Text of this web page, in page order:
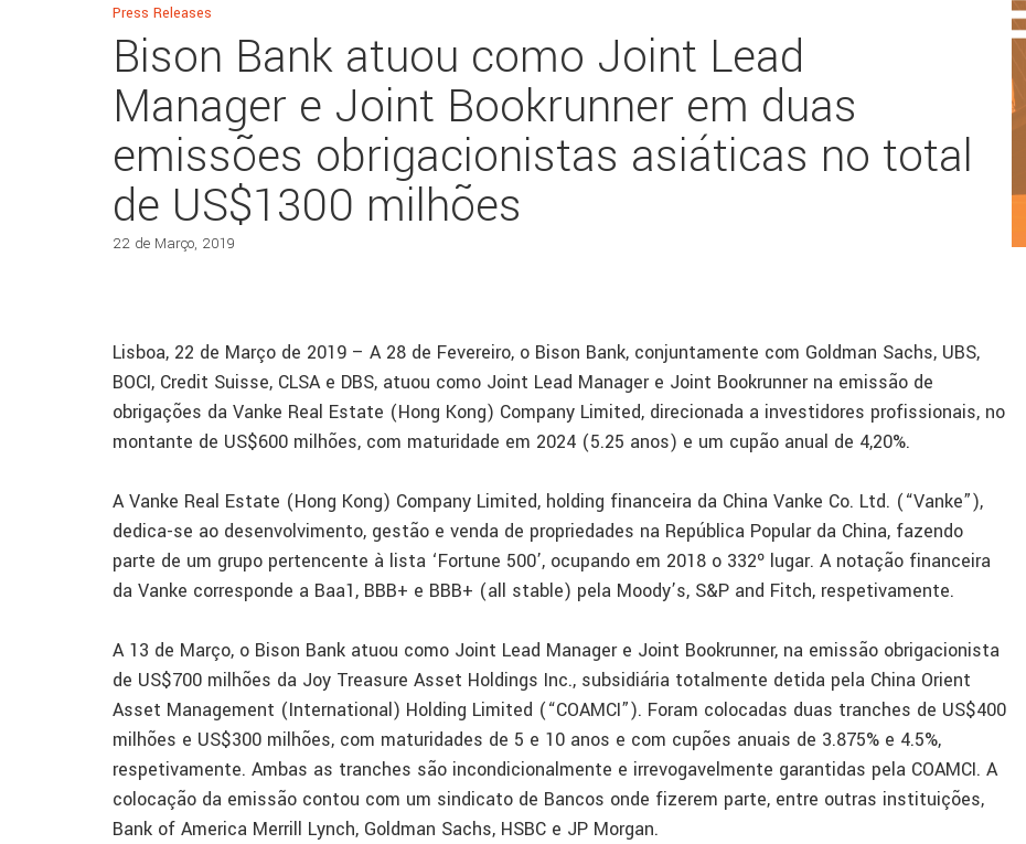
Press Releases
Bison Bank atuou como Joint Lead
Manager e Joint Bookrunner em duas
emissões obrigacionistas asiáticas no total
de US$1300 milhões
22 de Março, 2019
Lisboa, 22 de Março de 2019 – A 28 de Fevereiro, o Bison Bank, conjuntamente com Goldman Sachs, UBS,
BOCI, Credit Suisse, CLSA e DBS, atuou como Joint Lead Manager e Joint Bookrunner na emissão de
obrigações da Vanke Real Estate (Hong Kong) Company Limited, direcionada a investidores profissionais, no
montante de US$600 milhões, com maturidade em 2024 (5.25 anos) e um cupão anual de 4,20%.
A Vanke Real Estate (Hong Kong) Company Limited, holding financeira da China Vanke Co. Ltd. (“Vanke”),
dedica-se ao desenvolvimento, gestão e venda de propriedades na República Popular da China, fazendo
parte de um grupo pertencente à lista ‘Fortune 500’, ocupando em 2018 o 332º lugar. A notação financeira
da Vanke corresponde a Baa1, BBB+ e BBB+ (all stable) pela Moody’s, S&P and Fitch, respetivamente.
A 13 de Março, o Bison Bank atuou como Joint Lead Manager e Joint Bookrunner, na emissão obrigacionista
de US$700 milhões da Joy Treasure Asset Holdings Inc., subsidiária totalmente detida pela China Orient
Asset Management (International) Holding Limited (“COAMCI”). Foram colocadas duas tranches de US$400
milhões e US$300 milhões, com maturidades de 5 e 10 anos e com cupões anuais de 3.875% e 4.5%,
respetivamente. Ambas as tranches são incondicionalmente e irrevogavelmente garantidas pela COAMCI. A
colocação da emissão contou com um sindicato de Bancos onde fizerem parte, entre outras instituições,
Bank of America Merrill Lynch, Goldman Sachs, HSBC e JP Morgan.